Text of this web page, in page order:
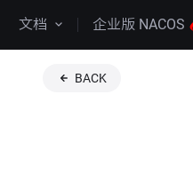
文档 企业版 NACOS
BACK